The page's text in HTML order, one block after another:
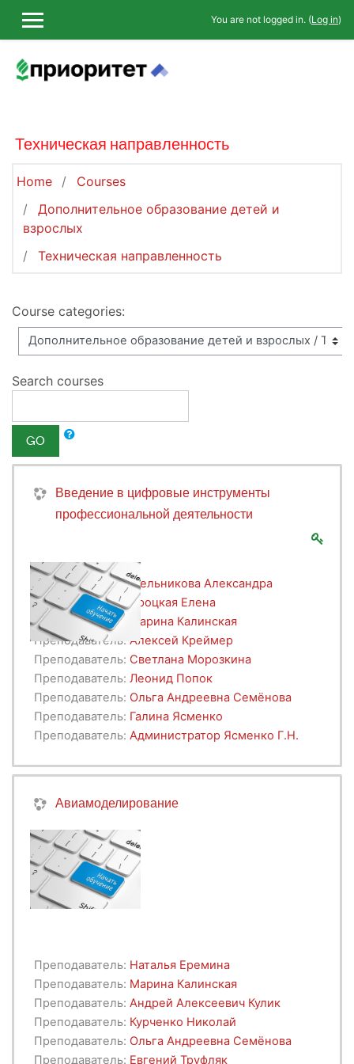
SIDE PANEL
You are not logged in. (Log in)
Техническая направленность
Home
Courses
Дополнительное образование детей и
взрослых
Техническая направленность
Course categories:
Search courses
GO
Введение в цифровые инструменты
профессиональной деятельности
Преподаватель:Мельникова Александра
Преподаватель: Яроцкая Елена
Преподаватель:
Марина Калинская
Преподаватель: Алексей Креймер
Преподаватель: Светлана Морозкина
Преподаватель: Леонид Попок
Преподаватель: Ольга Андреевна Семёнова
Преподаватель: Галина Ясменко
Преподаватель: Администратор Ясменко Г.Н.
Авиамоделирование
Преподаватель: Наталья Еремина
Преподаватель: Марина Калинская
Преподаватель: Андрей Алексеевич Кулик
Преподаватель: Курченко Николай
Преподаватель: Ольга Андреевна Семёнова
Преподаватель: Евгений Труфляк